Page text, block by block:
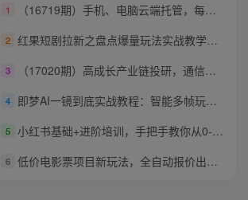
1 （16719期）手机、电脑云端托管，每日稳定收入120+，小众领域长期稳定
2 红果短剧拉新之盘点爆量玩法实战教学，0粉可做，发视频就有收益
3 （17020期）高成长产业链投研，通信、AI数据中心、机器人，扫描50+公司，锁定2026确定性增长机会
4 即梦AI一镜到底实战教程：智能多帧玩法，无缝长镜头生成，小白零基础快速上手
5 小红书基础+进阶培训，手把手教你从0-1做小红书
6 低价电影票项目新玩法，全自动报价出票，月入6000+，附保姆级教程【揭秘】